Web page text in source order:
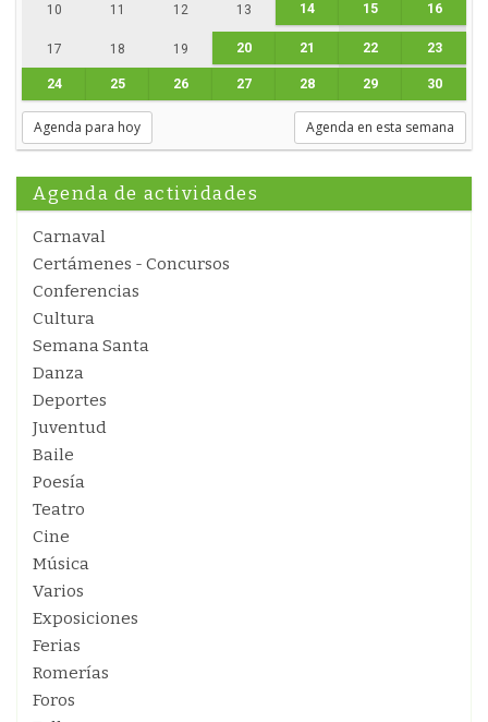
10 11 12 13 14 15 16
17 18 19 20 21 22 23
24 25 26 27 28 29 30
Agenda para hoy Agenda en esta semana
Agenda de actividades
Carnaval
Certámenes - Concursos
Conferencias
Cultura
Semana Santa
Danza
Deportes
Juventud
Baile
Poesía
Teatro
Cine
Música
Varios
Exposiciones
Ferias
Romerías
Foros